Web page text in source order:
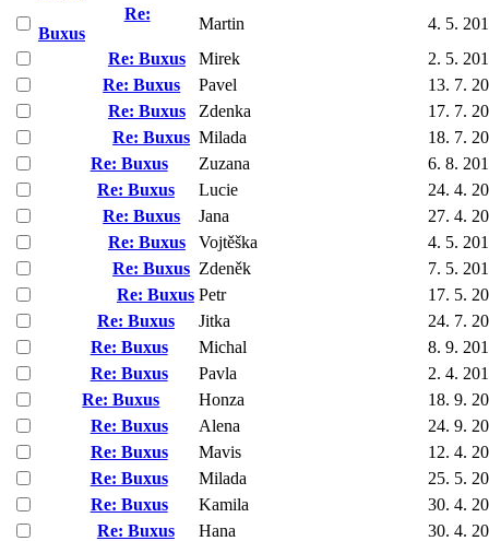
Re:
Buxus
Martin
4. 5.
Re: Buxus
Mirek
2. 5.
Re: Buxus
Pavel
13. 7.
Re: Buxus
Zdenka
17. 7.
Re: Buxus Milada
18. 7.
Re: Buxus
Zuzana
6. 8.
Re: Buxus
Lucie
24. 4.
Re: Buxus
Jana
27. 4.
Re: Buxus
Vojtěška
4. 5.
Re: Buxus Zdeněk
7. 5.
Re: Buxus Petr
17. 5.
Re: Buxus
Jitka
24. 7.
Re: Buxus
Michal
8. 9.
Re: Buxus
Pavla
2. 4.
Re: Buxus
Honza
18. 9.
Re: Buxus
Alena
24. 9.
Re: Buxus
Mavis
12. 4.
Re: Buxus
Milada
25. 5.
Re: Buxus
Kamila
30. 4.
Re: Buxus
Hana
30. 4.